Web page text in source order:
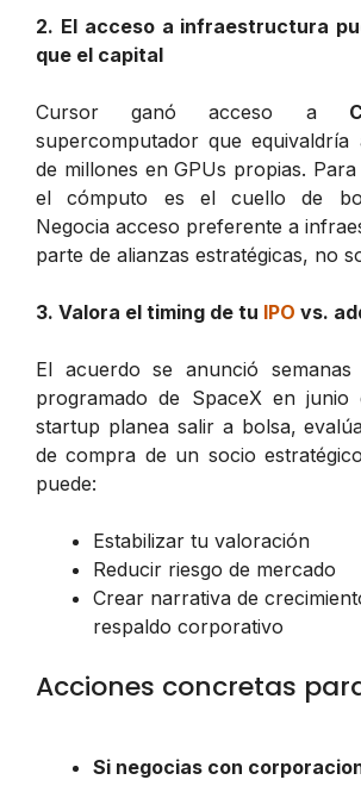
2. El acceso a infraestructura
que el capital
Cursor ganó acceso a
supercomputador que equivaldría
de millones en GPUs propias.
el cómputo es el cuello de
Negocia acceso preferente a
parte de alianzas estratégicas, no
3. Valora el timing de tu IPO vs.
El acuerdo se anunció
programado de SpaceX en
startup planea salir a bolsa,
de compra de un socio
puede:
Estabilizar tu valoración
Reducir riesgo de mercado
Crear narrativa de
respaldo corporativo
Acciones concretas
Si negocias con